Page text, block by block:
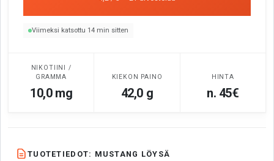
Viimeksi katsottu 14 min sitten
NIKOTIINI /
GRAMMA
10,0 mg
KIEKON PAINO
42,0 g
HINTA
n. 45€
TUOTETIEDOT: MUSTANG LÖYSÄ